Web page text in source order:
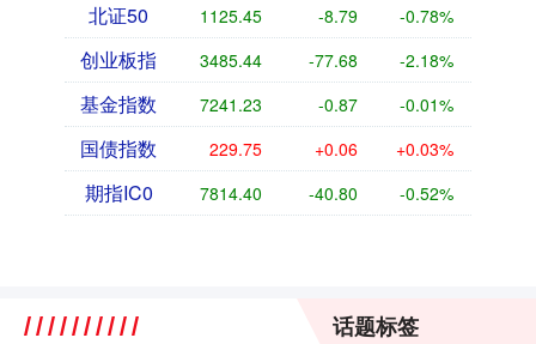
北证50 1125.45 -8.79 -0.78%
创业板指 3485.44 -77.68 -2.18%
基金指数 7241.23 -0.87 -0.01%
国债指数 229.75 +0.06 +0.03%
期指IC0 7814.40 -40.80 -0.52%
话题标签